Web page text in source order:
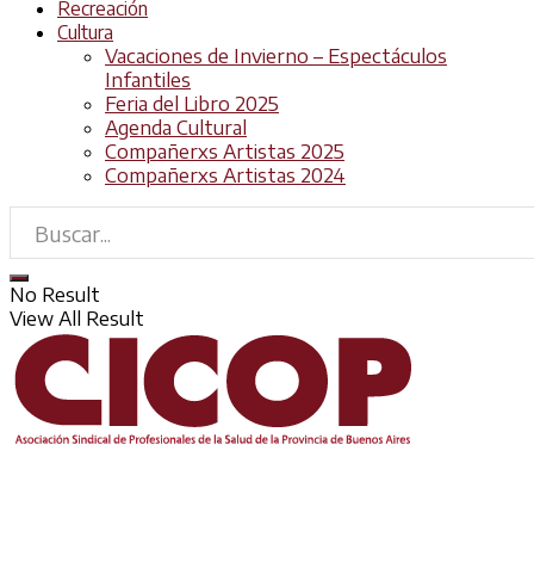
Recreación
Cultura
Vacaciones de Invierno – Espectáculos
Infantiles
Feria del Libro 2025
Agenda Cultural
Compañerxs Artistas 2025
Compañerxs Artistas 2024
No Result
View All Result